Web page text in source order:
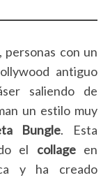
con un
antiguo
saliendo de
un estilo muy
Bungle. Esta
el collageen
y ha creado